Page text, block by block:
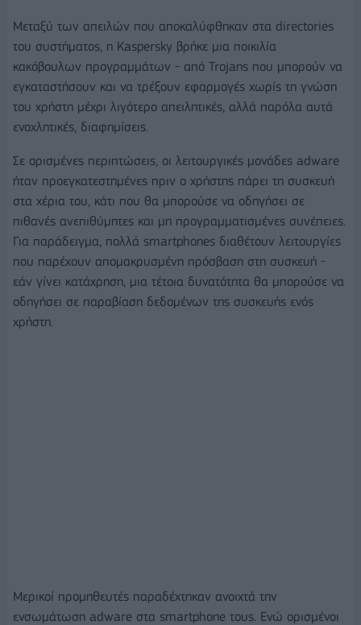
Μεταξύ των απειλών που αποκαλύφθηκαν στα directories
του συστήματος, η Kaspersky βρήκε μια ποικιλία
κακόβουλων προγραμμάτων - από Trojans που μπορούν να
εγκαταστήσουν και να τρέξουν εφαρμογές χωρίς τη γνώση
του χρήστη μέχρι λιγότερο απειλητικές, αλλά παρόλα αυτά
ενοχλητικές, διαφημίσεις.
Σε ορισμένες περιπτώσεις, οι λειτουργικές μονάδες adware
ήταν προεγκατεστημένες πριν ο χρήστης πάρει τη συσκευή
στα χέρια του, κάτι που θα μπορούσε να οδηγήσει σε
πιθανές ανεπιθύμητες και μη προγραμματισμένες συνέπειες.
Για παράδειγμα, πολλά smartphones διαθέτουν λειτουργίες
που παρέχουν απομακρυσμένη πρόσβαση στη συσκευή -
εάν γίνει κατάχρηση, μια τέτοια δυνατότητα θα μπορούσε να
οδηγήσει σε παραβίαση δεδομένων της συσκευής ενός
χρήστη.
Μερικοί προμηθευτές παραδέχτηκαν ανοιχτά την
ενσωμάτωση adware στα smartphone τους. Ενώ ορισμένοι